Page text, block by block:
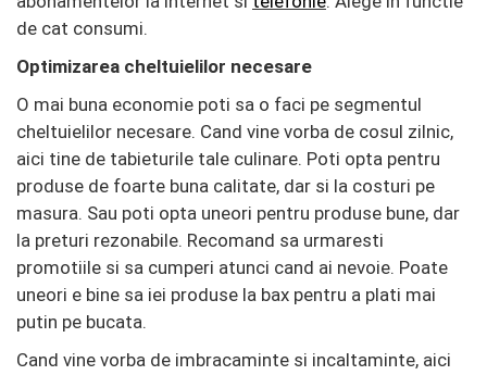
de cat consumi.
Optimizarea cheltuielilor necesare
O mai buna economie poti sa o faci pe segmentul
cheltuielilor necesare. Cand vine vorba de cosul zilnic,
aici tine de tabieturile tale culinare. Poti opta pentru
produse de foarte buna calitate, dar si la costuri pe
masura. Sau poti opta uneori pentru produse bune, dar
la preturi rezonabile. Recomand sa urmaresti
promotiile si sa cumperi atunci cand ai nevoie. Poate
uneori e bine sa iei produse la bax pentru a plati mai
putin pe bucata.
Cand vine vorba de imbracaminte si incaltaminte, aici